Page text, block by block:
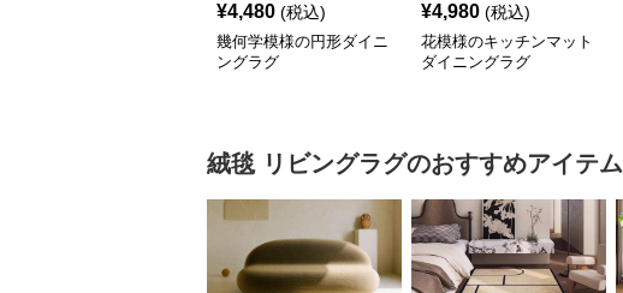
¥4,480 (税込)
幾何学模様の円形ダイニ
ングラグ
¥4,980 (税込)
花模様のキッチンマット
ダイニングラグ
絨毯 リビングラグのおすすめアイテム